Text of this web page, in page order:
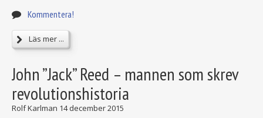
Kommentera!
Läs mer ...
John ”Jack” Reed – mannen som skrev
revolutionshistoria
Rolf Karlman 14 december 2015